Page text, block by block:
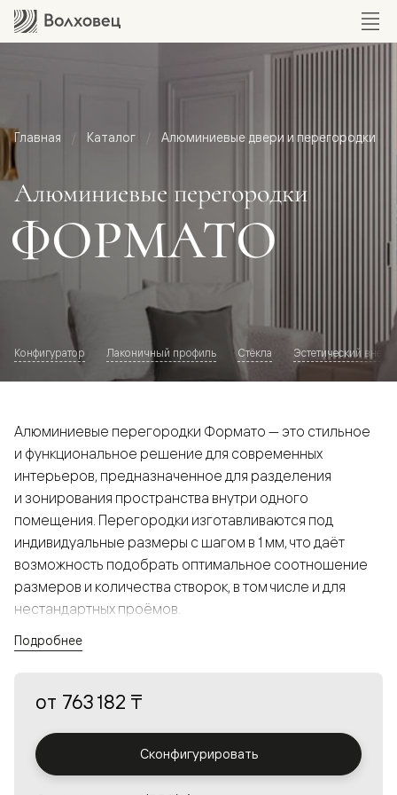
Главная Каталог Алюминиевые двери и перегородки
Алюминиевые перегородки
ФОРМАТО
Конфигуратор Лаконичный профиль Стёкла Эстетический
Алюминиевые перегородки Формато — это стильное
и функциональное решение для современных
интерьеров, предназначенное для разделения
и зонирования пространства внутри одного
помещения. Перегородки изготавливаются под
индивидуальные размеры с шагом в 1 мм, что даёт
возможность подобрать оптимальное соотношение
размеров и количества створок, в том числе и для
нестандартных проёмов.
а большой выбор вставок из стекла с различными
решения в интерьере и варьировать освещённость.
Подробнее
от 763 182 ₸
Сконфигурировать